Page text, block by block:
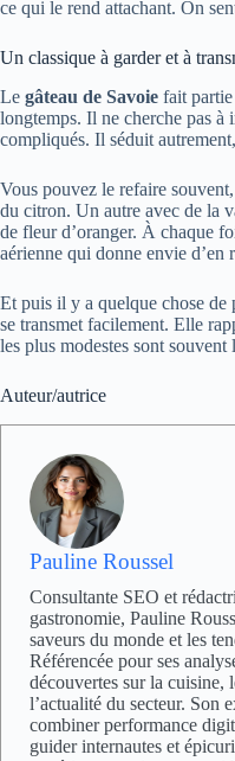
ce qui le rend attachant. On
Un classique à garder et à
Le gâteau de Savoie fait partie
longtemps. Il ne cherche pas à
compliqués. Il séduit
Vous pouvez le refaire
du citron. Un autre avec de la
de fleur d’oranger. À chaque
aérienne qui donne envie d’en
Et puis il y a quelque chose de
se transmet facilement. Elle
les plus modestes sont souvent
Auteur/autrice
Pauline Roussel
Consultante SEO et
gastronomie, Pauline
saveurs du monde et les
Référencée pour ses
découvertes sur la cuisine,
l’actualité du secteur. Son
combiner performance
guider internautes et